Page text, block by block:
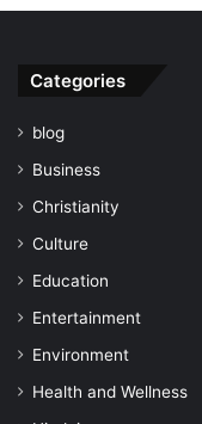
Categories
blog
Business
Christianity
Culture
Education
Entertainment
Environment
Health and Wellness